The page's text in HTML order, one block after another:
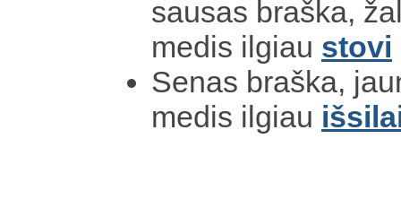
sausas braška,
medis ilgiau stovi
Senas braška,
medis ilgiau